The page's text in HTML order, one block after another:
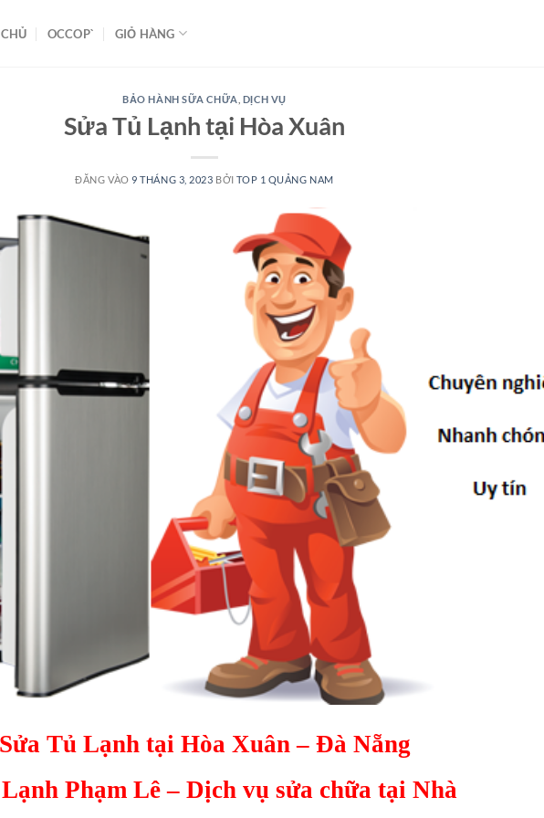
OCCOP` GIỎ HÀNG
BẢO HÀNH SỮA CHỮA DỊCH VỤ
Sửa Tủ Lạnh tại Hòa Xuân
ĐĂNG VÀO9 THÁNG 3, 2023 BỞITOP 1 QUẢNG NAM
Tủ Lạnh tại Hòa Xuân – Đà Nẵng
Phạm Lê – Dịch vụ sửa chữa tại Nhà